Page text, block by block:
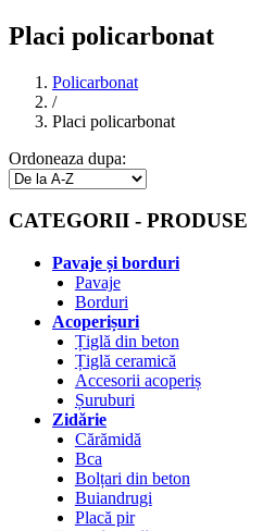
Placi policarbonat
Policarbonat
/
Placi policarbonat
Ordoneaza dupa:
CATEGORII - PRODUSE
Pavaje și borduri
Pavaje
Borduri
Acoperișuri
Țiglă din beton
Țiglă ceramică
Accesorii acoperiș
Șuruburi
Zidărie
Cărămidă
Bca
Bolțari din beton
Buiandrugi
Placă pir